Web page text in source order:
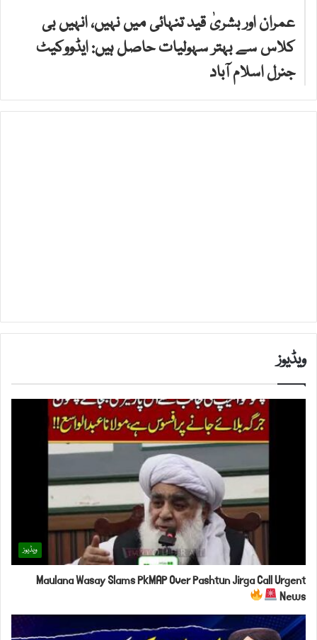
عمران اور بشریٰ قید تنہائی میں نہیں، انہیں بی
کلاس سے بہتر سہولیات حاصل ہیں: ایڈووکیٹ
جنرل اسلام آباد
ویڈیوز
ویڈیوز
Maulana Wasay Slams PkMAP Over Pashtun Jirga Call Urgent
News